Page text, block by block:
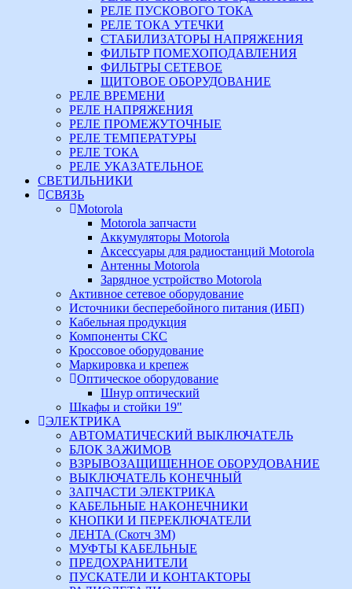
РЕЛЕ ПУСКОВОГО ТОКА
РЕЛЕ ТОКА УТЕЧКИ
СТАБИЛИЗАТОРЫ НАПРЯЖЕНИЯ
ФИЛЬТР ПОМЕХОПОДАВЛЕНИЯ
ФИЛЬТРЫ СЕТЕВОЕ
ЩИТОВОЕ ОБОРУДОВАНИЕ
РЕЛЕ ВРЕМЕНИ
РЕЛЕ НАПРЯЖЕНИЯ
РЕЛЕ ПРОМЕЖУТОЧНЫЕ
РЕЛЕ ТЕМПЕРАТУРЫ
РЕЛЕ ТОКА
РЕЛЕ УКАЗАТЕЛЬНОЕ
СВЕТИЛЬНИКИ
СВЯЗЬ
Motorola
Motorola запчасти
Аккумуляторы Motorola
Аксессуары для радиостанций Motorola
Антенны Motorola
Зарядное устройство Motorola
Активное сетевое оборудование
Источники бесперебойного питания (ИБП)
Кабельная продукция
Компоненты СКС
Кроссовое оборудование
Маркировка и крепеж
Оптическое оборудование
Шнур оптический
Шкафы и стойки 19"
ЭЛЕКТРИКА
АВТОМАТИЧЕСКИЙ ВЫКЛЮЧАТЕЛЬ
БЛОК ЗАЖИМОВ
ВЗРЫВОЗАЩИЩЕННОЕ ОБОРУДОВАНИЕ
ВЫКЛЮЧАТЕЛЬ КОНЕЧНЫЙ
ЗАПЧАСТИ ЭЛЕКТРИКА
КАБЕЛЬНЫЕ НАКОНЕЧНИКИ
КНОПКИ И ПЕРЕКЛЮЧАТЕЛИ
ЛЕНТА (Скотч 3М)
МУФТЫ КАБЕЛЬНЫЕ
ПРЕДОХРАНИТЕЛИ
ПУСКАТЕЛИ И КОНТАКТОРЫ